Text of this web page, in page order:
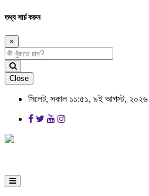
তথ্য সার্চ করুন
×
Close
সিলেট, সকাল ১১:৫১, ৯ই আগস্ট, ২০২৬